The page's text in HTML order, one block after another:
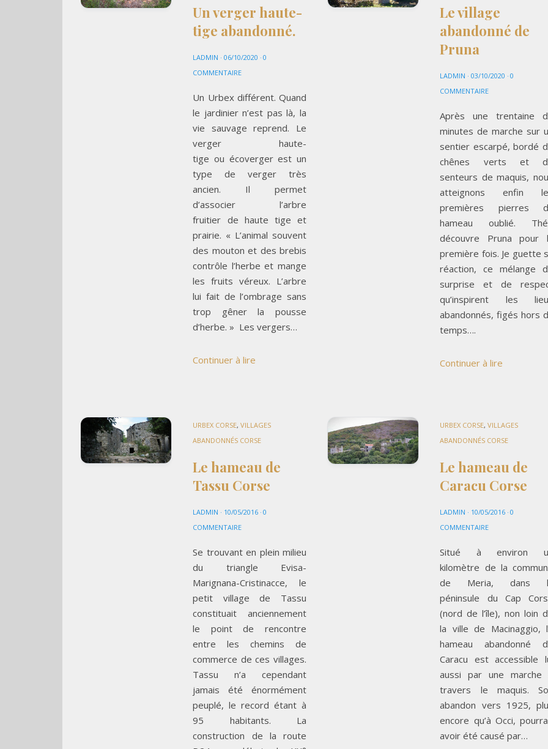
Un verger haute-
tige abandonné.
LADMIN · 06/10/2020 · 0
COMMENTAIRE
Un Urbex différent. Quand
le jardinier n’est pas là, la
vie sauvage reprend. Le
verger haute-
tige ou écoverger est un
type de verger très
ancien. Il permet
d’associer l’arbre
fruitier de haute tige et
prairie. « L’animal souvent
des mouton et des brebis
contrôle l’herbe et mange
les fruits véreux. L’arbre
lui fait de l’ombrage sans
trop gêner la pousse
d’herbe. » Les vergers…
Continuer à lire
Le village
abandonné de
Pruna
LADMIN · 03/10/2020 · 0
COMMENTAIRE
Après une trentaine
minutes de marche sur
sentier escarpé, bordé
chênes verts et
senteurs de maquis,
atteignons enfin
premières pierres
hameau oublié.
découvre Pruna pour
première fois. Je guette
réaction, ce mélange
surprise et de
qu’inspirent les
abandonnés, figés hors
temps….
Continuer à lire
URBEX CORSE,VILLAGES
ABANDONNÉS CORSE
Le hameau de
Tassu Corse
LADMIN · 10/05/2016 · 0
COMMENTAIRE
Se trouvant en plein milieu
du triangle Evisa-
Marignana-Cristinacce, le
petit village de Tassu
constituait anciennement
le point de rencontre
entre les chemins de
commerce de ces villages.
Tassu n’a cependant
jamais été énormément
peuplé, le record étant à
95 habitants. La
construction de la route
URBEX CORSE,VILLAGES
ABANDONNÉS CORSE
Le hameau de
Caracu Corse
LADMIN · 10/05/2016 · 0
COMMENTAIRE
Situé à environ
kilomètre de la
de Meria, dans
péninsule du Cap
(nord de l’île), non loin
la ville de Macinaggio,
hameau abandonné
Caracu est accessible
aussi par une marche
travers le maquis.
abandon vers 1925,
encore qu’à Occi,
avoir été causé par…